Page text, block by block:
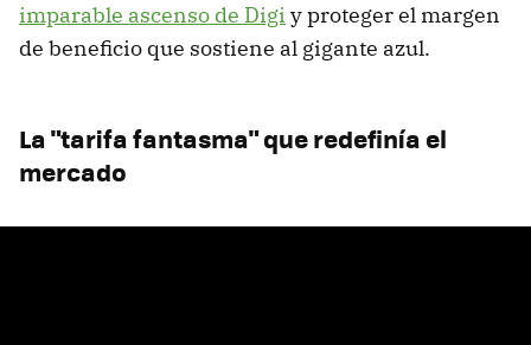
imparable ascenso de Digi y proteger el margen
de beneficio que sostiene al gigante azul.
La "tarifa fantasma" que redefinía el
mercado